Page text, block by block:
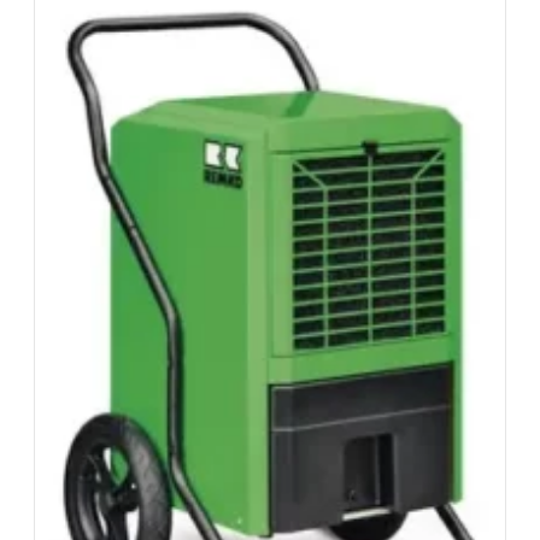
retour. Assurance bris de machine en option.